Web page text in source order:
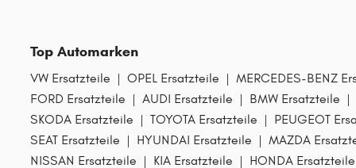
Top Automarken
VW Ersatzteile | OPEL Ersatzteile | MERCEDES-BENZ
FORD Ersatzteile | AUDI Ersatzteile | BMW Ersatzteile |
SKODA Ersatzteile | TOYOTA Ersatzteile | PEUGEOT
SEAT Ersatzteile | HYUNDAI Ersatzteile | MAZDA
NISSAN Ersatzteile | KIA Ersatzteile | HONDA Ersatzteile